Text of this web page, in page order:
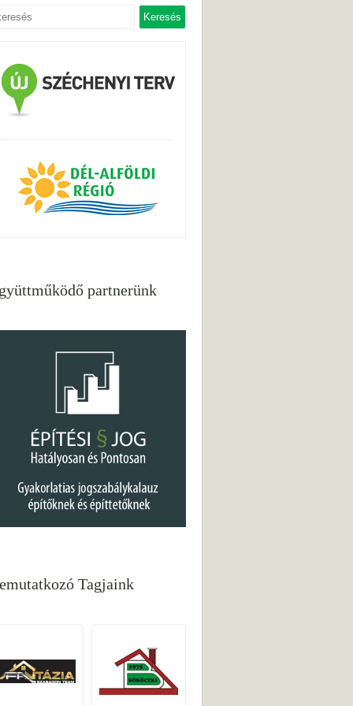
partnerünk
Tagjaink